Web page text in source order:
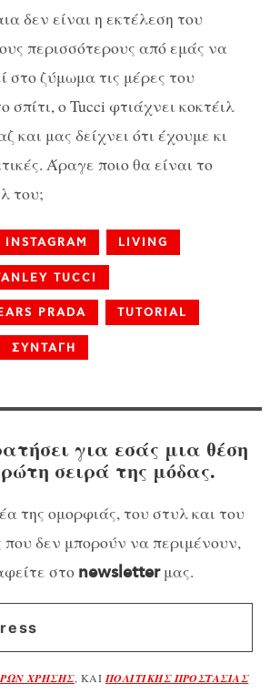
δεν είναι η εκτέλεση του
περισσότερους από εμάς να
στο ζύμωμα τις μέρες του
σπίτι, ο Tucci φτιάχνει κοκτέιλ
και μας δείχνει ότι έχουμε κι
Άραγε ποιο θα είναι το
του;
INSTAGRAM LIVING
TUCCI
PRADA TUTORIAL
ΣΥΝΤΑΓΗ
για εσάς μια θέση
σειρά της μόδας.
της ομορφιάς, του στυλ και του
που δεν μπορούν να περιμένουν,
στο newsletterμας.
ΧΡΗΣΗΣ, ΚΑΙ ΠΟΛΙΤΙΚΗΣ ΠΡΟΣΤΑΣΙΑΣ